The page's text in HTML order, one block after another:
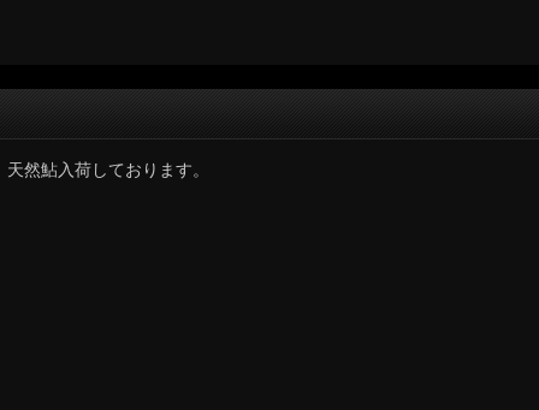
天然鮎入荷しております。